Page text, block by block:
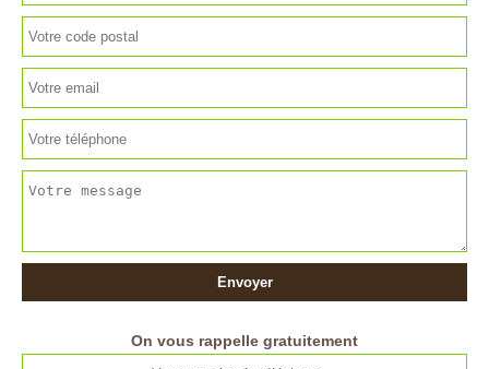
On vous rappelle gratuitement